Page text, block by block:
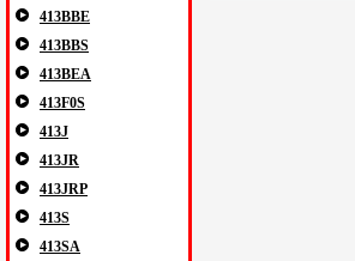
413BBE
413BBS
413BEA
413F0S
413J
413JR
413JRP
413S
413SA